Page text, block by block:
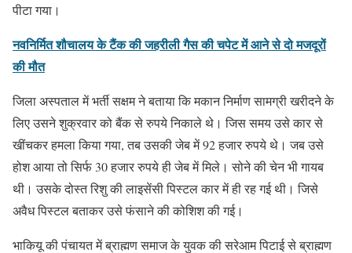
पीटा गया।
नवनिर्मित शौचालय के टैंक की जहरीली गैस की चपेट में आने से दो मजदूरों
की मौत
जिला अस्पताल में भर्ती सक्षम ने बताया कि मकान निर्माण सामग्री खरीदने के
लिए उसने शुक्रवार को बैंक से रुपये निकाले थे। जिस समय उसे कार से
खींचकर हमला किया गया, तब उसकी जेब में 92 हजार रुपये थे। जब उसे
होश आया तो सिर्फ 30 हजार रुपये ही जेब में मिले। सोने की चेन भी गायब
थी। उसके दोस्त रिशु की लाइसेंसी पिस्टल कार में ही रह गई थी। जिसे
अवैध पिस्टल बताकर उसे फंसाने की कोशिश की गई।
भाकियू की पंचायत में ब्राह्मण समाज के युवक की सरेआम पिटाई से ब्राह्मण